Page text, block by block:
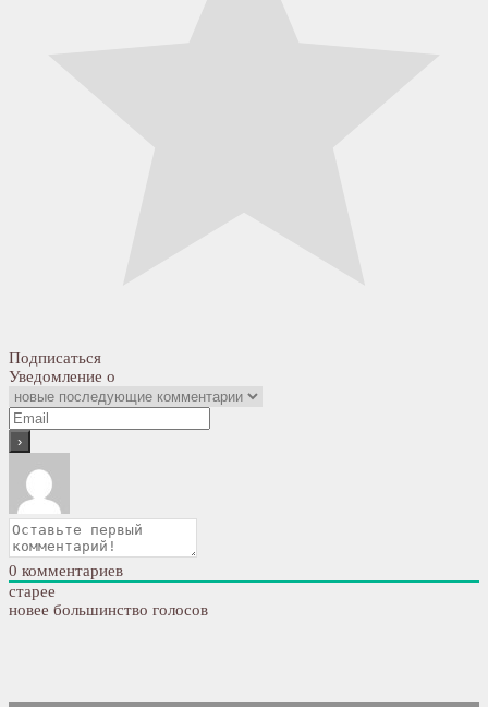
Подписаться
Уведомление о
0 комментариев
старее
новее большинство голосов